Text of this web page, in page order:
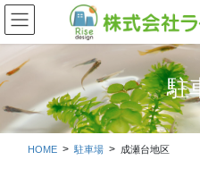
コ
ン
テ
ツ
移
ナ
ビ
ゲ
シ
ン
駐
HOME 駐車場 成瀬台地区